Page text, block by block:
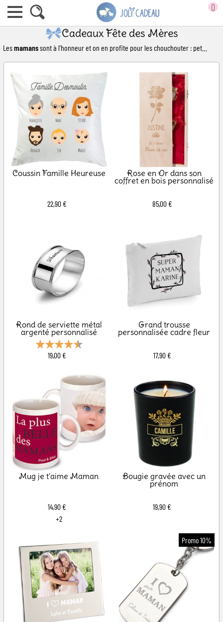
0
Cadeaux Fête des Mères
Lesmamanssont à l’honneur et on en profite pour les chouchouter : petites attentions, témoignages d’amour et surtout, de
Coussin Famille Heureuse
22,90 €
Rose en Or dans son
coffret en bois personnalisé
85,00 €
Rond de serviette métal
argenté personnalisé
19,00 €
Grand trousse
personnalisée cadre fleur
17,90 €
Mug je t'aime Maman
14,90 €
+2
Bougie gravée avec un
prénom
19,90 €